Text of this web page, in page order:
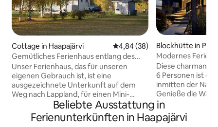
Cottage in Haapajärvi Durchschnittliche Bewertung:
4,84 (38)
Gemütliches Ferienhaus entlang des
Weges
Unser Ferienhaus, das für unseren
eigenen Gebrauch ist, ist eine
ausgezeichnete Unterkunft auf dem
Weg nach Lappland, für einen Mini-
Urlaub oder sogar für Telearbeit. Im
Laufe der Jahre wurde die Hütte auf
nun 3 Zimmer erweitert, in denen Gäste
Blockhütte in
Modernes
der Hauptstraße
Diese charmante
6 Personen ist
inmitten der
Genieße die
Außensauna und
traditionell mit
gemauerten
Beliebte Ausstattung in
Ferienunterkünften in Haapajärvi